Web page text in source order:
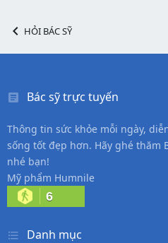
HỎI BÁC SỸ
Bác sỹ trực tuyến
Thông tin sức khỏe mỗi ngày,
sống tốt đẹp hơn. Hãy ghé thăm
nhé bạn!
Mỹ phẩm Humnile
6
Danh mục